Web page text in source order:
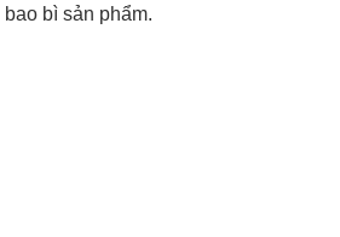
bì sản phẩm.